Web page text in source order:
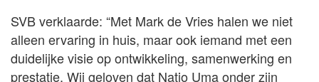
SVB verklaarde: “Met Mark de Vries halen we niet
alleen ervaring in huis, maar ook iemand met een
duidelijke visie op ontwikkeling, samenwerking en
prestatie. Wij geloven dat Natio Uma onder zijn